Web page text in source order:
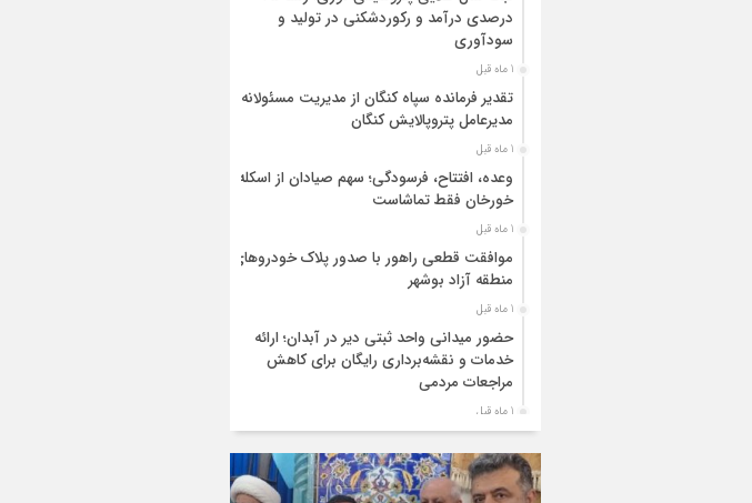
درصدی درآمد و رکوردشکنی در تولید و
سودآوری
1 ماه قبل
تقدیر فرمانده سپاه کنگان از مدیریت مسئولانه
مدیرعامل پتروپالایش کنگان
1 ماه قبل
وعده، افتتاح، فرسودگی؛ سهم صیادان از اسکله
خورخان فقط تماشاست
1 ماه قبل
موافقت قطعی راهور با صدور پلاک خودروهای
منطقه آزاد بوشهر
1 ماه قبل
حضور میدانی واحد ثبتی دیر در آبدان؛ ارائه
خدمات و نقشه‌برداری رایگان برای کاهش
مراجعات مردمی
1 ماه قبل
بوشهر منصوب شد
1 ماه قبل